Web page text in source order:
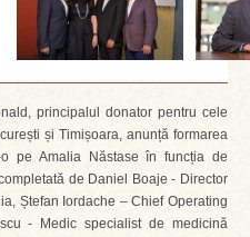
principalul donator pentru cele
și Timișoara, anunță formarea
pe Amalia Năstase în funcția de
de Daniel Boaje - Director
Ștefan Iordache – Chief Operating
- Medic specialist de medicină